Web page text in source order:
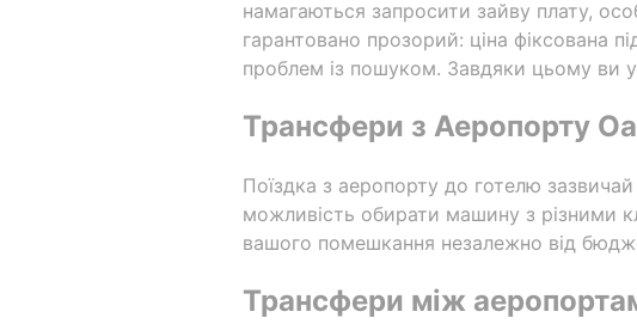
намагаються запросити зайву плату,
гарантовано прозорий: ціна фіксована
проблем із пошуком. Завдяки цьому ви
Трансфери з Аеропорту
Поїздка з аеропорту до готелю
можливість обирати машину з різними
вашого помешкання незалежно від
Трансфери між